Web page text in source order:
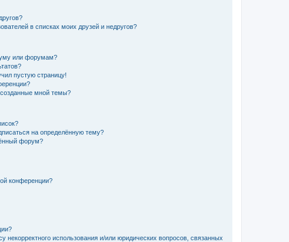
в списках моих друзей и недругов?
или форумам?
пустую страницу!
мной темы?
на определённую тему?
форум?
конференции?
некорректного использования и/или юридических вопросов, связанных